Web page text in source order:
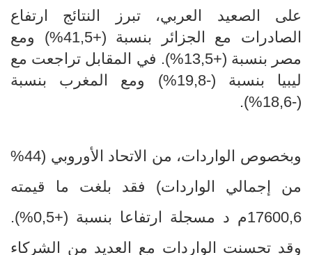
على الصعيد العربي، تبرز النتائج ارتفاع
الصادرات مع الجزائر بنسبة (+41,5%) ومع
مصر بنسبة (+13,5%). في المقابل تراجعت مع
ليبيا بنسبة (-19,8%) ومع المغرب بنسبة
(-18,6%).
وبخصوص الواردات، من الاتحاد الأوروبي (44
%
من إجمالي الواردات) فقد بلغت ما قيمته
17600,6م د مسجلة ارتفاعا بنسبة (+0,5
%
).
وقد تحسنت الواردات مع العديد من الشركاء